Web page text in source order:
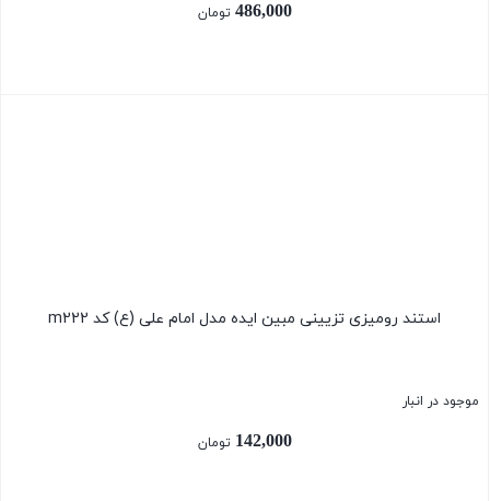
486,000 تومان
استند رومیزی تزیینی مبین ایده مدل امام علی (ع) کد m222
موجود در انبار
142,000 تومان